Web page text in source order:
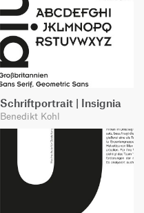
Schriftportrait | Insignia
Benedikt Kohl